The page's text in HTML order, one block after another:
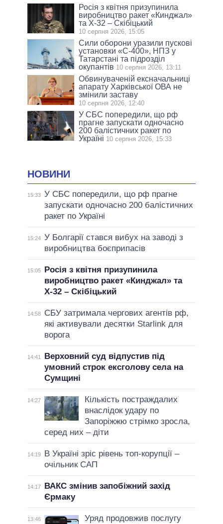
Росія з квітня призупинила
виробництво ракет «Кинджал»
та Х-32 – Скібіцький
10 серпня 2026, 15:05
Сили оборони уразили пускові
установки «С-400», НПЗ у
Татарстані та підрозділ
окупантів 10 серпня 2026, 13:11
Обвинуваченій ексначальниці
апарату Харківської ОВА не
змінили заставу
10 серпня 2026, 12:40
У СБС попередили, що рф
прагне запускати одночасно
200 балістичних ракет по
Україні 10 серпня 2026, 15:33
НОВИНИ
15:33 У СБС попередили, що рф прагне
запускати одночасно 200 балістичних
ракет по Україні
15:24 У Болгарії стався вибух на заводі з
виробництва боєприпасів
15:05
Росія з квітня призупинила
виробництво ракет «Кинджал» та
Х-32 – Скібіцький
14:58
СБУ затримала чергових агентів рф,
які активували десятки Starlink для
ворога
14:41
Верховний суд відпустив під
умовний строк ексголову села на
Сумщині
14:27
Кількість постраждалих
внаслідок удару по
Запоріжжю стрімко зросла,
серед них – діти
14:19
В Україні зріс рівень топ-корупції –
очільник САП
14:17
ВАКС змінив запобіжний захід
Єрмаку
13:46
Уряд продовжив послугу